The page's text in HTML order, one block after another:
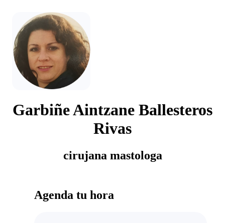
Garbiñe Aintzane Ballesteros
Rivas
cirujana mastologa
Agenda tu hora